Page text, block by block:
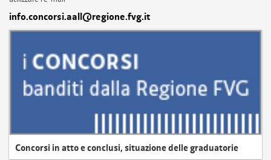
info.concorsi.aall@regione.fvg.it
Concorsi in atto e conclusi, situazione delle graduatorie